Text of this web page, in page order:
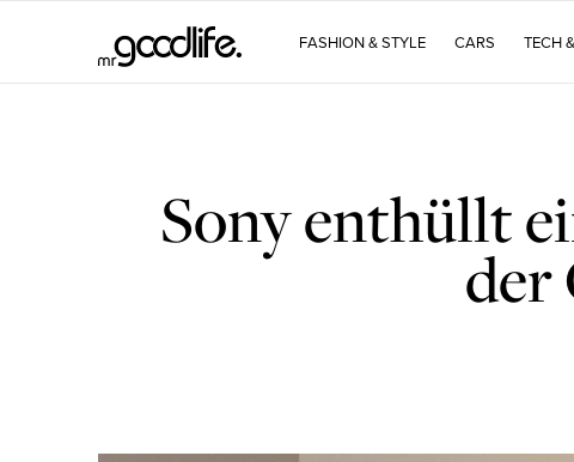
FASHION & STYLE CARS TECH
Sony enthüllt
der